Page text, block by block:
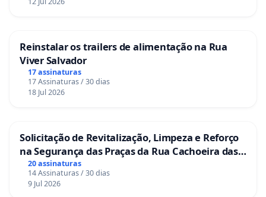
Reinstalar os trailers de alimentação na Rua
Viver Salvador
17 assinaturas
17 Assinaturas / 30 dias
18 Jul 2026
Solicitação de Revitalização, Limpeza e Reforço
na Segurança das Praças da Rua Cachoeira das
Sete Ilhas
20 assinaturas
14 Assinaturas / 30 dias
9 Jul 2026